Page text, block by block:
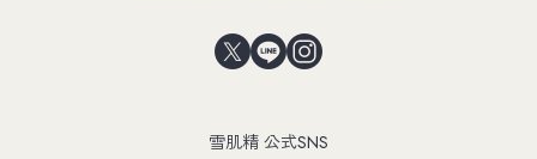
雪肌精 公式SNS